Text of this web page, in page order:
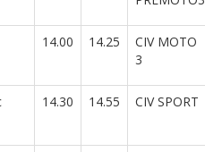
14.00 14.25
CIV MOTO
3
14.30 14.55 CIV SPORT